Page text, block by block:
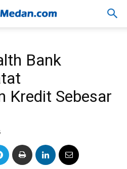
Bank
Kredit Sebesar